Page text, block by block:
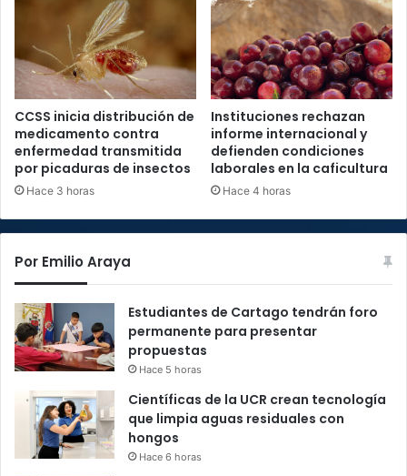
CCSS inicia distribución de
medicamento contra
enfermedad transmitida
por picaduras de insectos
Hace 3 horas
Instituciones rechazan
informe internacional y
defienden condiciones
laborales en la caficultura
Hace 4 horas
Por Emilio Araya
Estudiantes de Cartago tendrán foro
permanente para presentar
propuestas
Hace 5 horas
Científicas de la UCR crean tecnología
que limpia aguas residuales con
hongos
Hace 6 horas